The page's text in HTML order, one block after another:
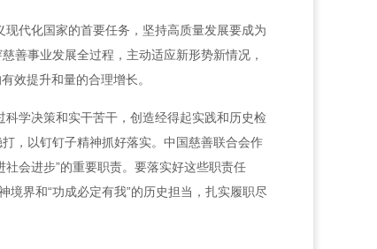
代化国家的首要任务，坚持高质量发展要成为
善事业发展全过程，主动适应新形势新情况，
效提升和量的合理增长。
学决策和实干苦干，创造经得起实践和历史检
，以钉钉子精神抓好落实。中国慈善联合会作
会进步”的重要职责。要落实好这些职责任
界和“功成必定有我”的历史担当，扎实履职尽